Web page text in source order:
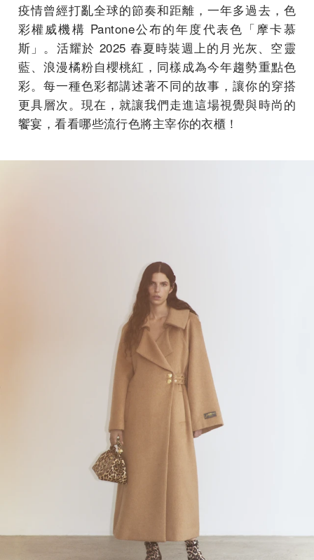
疫情曾經打亂全球的節奏和距離，一年多過去，色
彩權威機構 Pantone公布的年度代表色「摩卡慕
斯」。活耀於 2025 春夏時裝週上的月光灰、空靈
藍、浪漫橘粉自櫻桃紅，同樣成為今年趨勢重點色
彩。每一種色彩都講述著不同的故事，讓你的穿搭
更具層次。現在，就讓我們走進這場視覺與時尚的
饗宴，看看哪些流行色將主宰你的衣櫃！